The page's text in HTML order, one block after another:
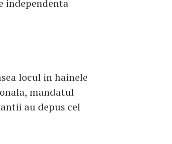
independenta
locul in hainele
mandatul
au depus cel